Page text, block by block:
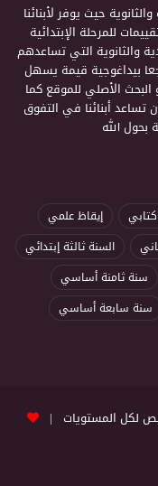
حيث يوفر لأبنائنا
للمرحلة الإبتدائية
والثانوية التي تساعدهم
بيداغوجية قيمة يسهل
البحث الأصلي للموقع كما
أبنائنا في التفوق
بحول الله
كتابي
إيقاظ علمي
السنة ثالثة إبتدائي
سنة ثامنة أساسي
سنة سابعة أساسي